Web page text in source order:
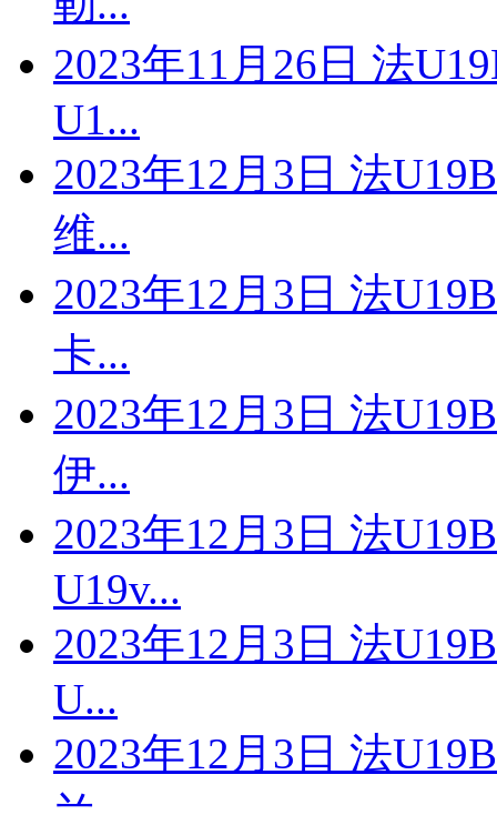
2023年11月26日 法
U1...
2023年12月3日 法
维...
2023年12月3日 法
卡...
2023年12月3日 法
伊...
2023年12月3日 法
U19v...
2023年12月3日 法
U...
2023年12月3日 法